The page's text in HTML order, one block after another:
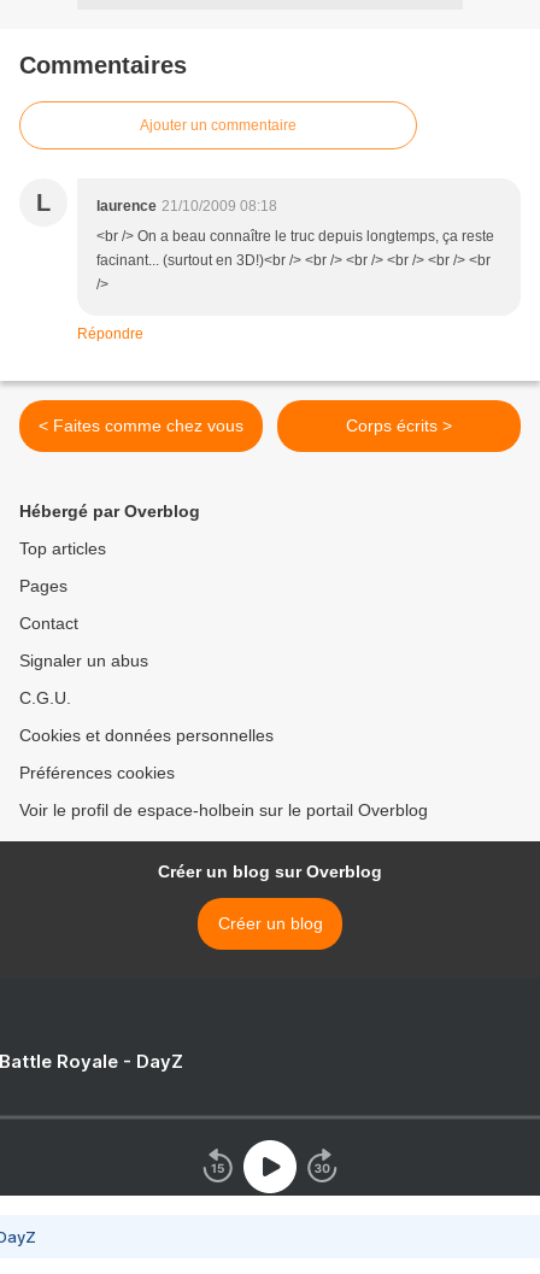
Commentaires
Ajouter un commentaire
L laurence 21/10/2009 08:18
<br /> On a beau connaître le truc depuis longtemps, ça reste
facinant... (surtout en 3D!)<br /> <br /> <br /> <br /> <br /> <br
/>
Répondre
< Faites comme chez vous Corps écrits >
Hébergé par Overblog
Top articles
Pages
Contact
Signaler un abus
C.G.U.
Cookies et données personnelles
Préférences cookies
Voir le profil de espace-holbein sur le portail Overblog
Créer un blog sur Overblog
Créer un blog
Royale - DayZ